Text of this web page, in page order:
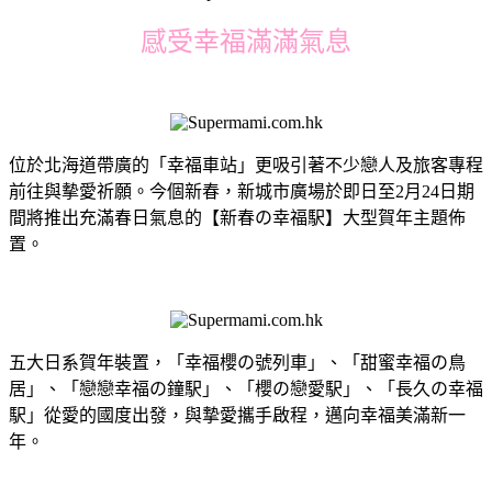
感受幸福滿滿氣息
位於北海道帶廣的「幸福車站」更吸引著不少戀人及旅客專程
前往與摰愛祈願。今個新春，新城市廣場於即日至2月24日期
間將推出充滿春日氣息的【新春の幸福駅】大型賀年主題佈
置。
五大日系賀年裝置，「幸福櫻の號列車」、「甜蜜幸福の鳥
居」、「戀戀幸福の鐘駅」、「櫻の戀愛駅」、「長久の幸福
駅」從愛的國度出發，與摯愛攜手啟程，邁向幸福美滿新一
年。